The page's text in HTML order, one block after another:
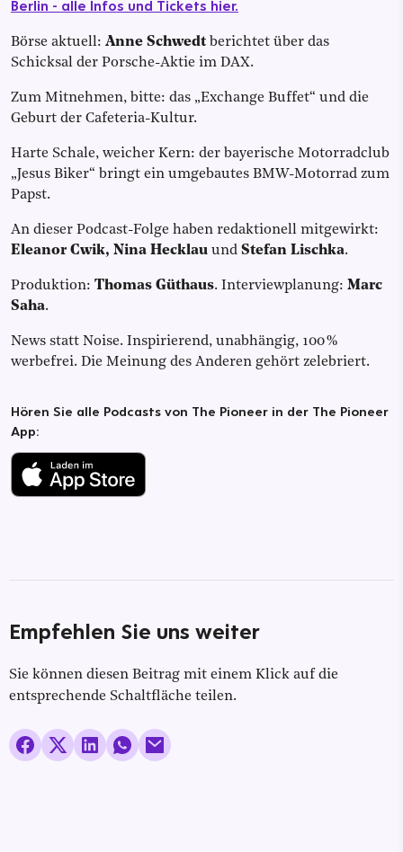
Berlin - alle Infos und Tickets hier.
Börse aktuell: Anne Schwedt berichtet über das
Schicksal der Porsche-Aktie im DAX.
Zum Mitnehmen, bitte: das „Exchange Buffet“ und die
Geburt der Cafeteria-Kultur.
Harte Schale, weicher Kern: der bayerische Motorradclub
„Jesus Biker“ bringt ein umgebautes BMW-Motorrad zum
Papst.
An dieser Podcast-Folge haben redaktionell mitgewirkt:
Eleanor Cwik, Nina Hecklau und Stefan Lischka.
Produktion: Thomas Güthaus. Interviewplanung: Marc
Saha.
News statt Noise. Inspirierend, unabhängig, 100 %
werbefrei. Die Meinung des Anderen gehört zelebriert.
Hören Sie alle Podcasts von The Pioneer in der The Pioneer
App:
Empfehlen Sie uns weiter
Sie können diesen Beitrag mit einem Klick auf die
entsprechende Schaltfläche teilen.